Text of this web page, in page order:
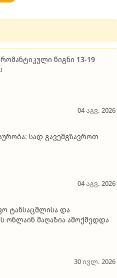
წიგნი 13-19
04 აგვ. 2026
სად გავემგზავროთ
04 აგვ. 2026
ტანსაცმლისა და
ონლაინ მაღაზია ამოქმედდა
30 ივლ. 2026